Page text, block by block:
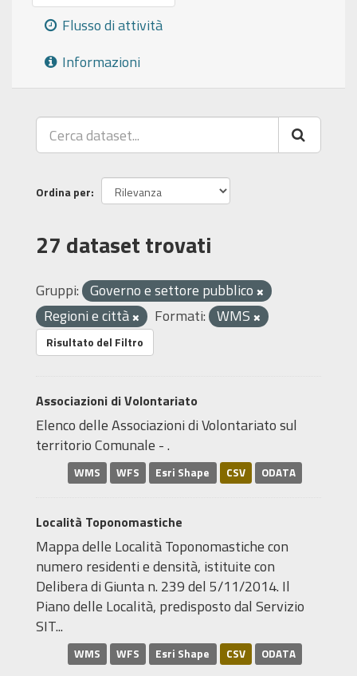
Flusso di attività
Informazioni
Ordina per
27 dataset trovati
Gruppi: Governo e settore pubblico
Regioni e città
Formati: WMS
Risultato del Filtro
Associazioni di Volontariato
Elenco delle Associazioni di Volontariato sul
territorio Comunale - .
WMS WFS Esri Shape CSV ODATA
Località Toponomastiche
Mappa delle Località Toponomastiche con
numero residenti e densità, istituite con
Delibera di Giunta n. 239 del 5/11/2014. Il
Piano delle Località, predisposto dal Servizio
SIT...
WMS WFS Esri Shape CSV ODATA